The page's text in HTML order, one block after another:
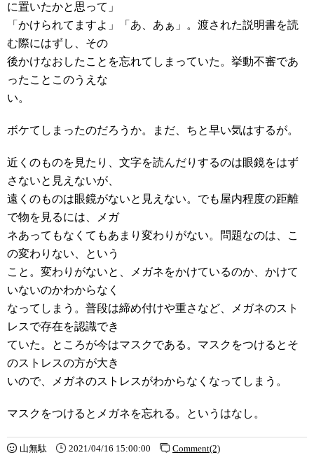
に置いたかと思って」
「かけられてますよ」「あ、あぁ」。渡された説明書を読
む際にはずし、その
後かけなおしたことを忘れてしまっていた。挙動不審であ
ったことこのうえな
い。
ボケてしまったのだろうか。まだ、ちと早い気はするが。
近くのものを見たり、文字を読んだりするのは眼鏡をはず
さないと見えないが、
遠くのものは眼鏡がないと見えない。でも屋内程度の距離
で物を見るには、メガ
ネあってもなくてもあまり変わりがない。問題なのは、こ
の変わりない、という
こと。変わりがないと、メガネをかけているのか、かけて
いないのかわからなく
なってしまう。普段は締め付けや重さなど、メガネのスト
レスで存在を認識でき
ていた。ところが今はマスクである。マスクをつけるとそ
のストレスの方が大き
いので、メガネのストレスがわからなくなってしまう。
マスクをつけるとメガネを忘れる。というはなし。
山無駄 2021/04/16 15:00:00 Comment(2)